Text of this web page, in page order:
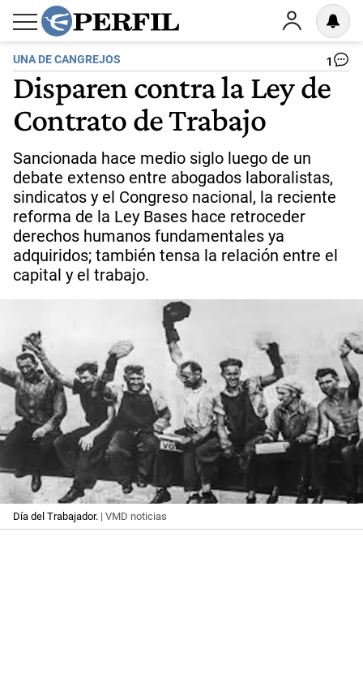
UNA DE CANGREJOS 1
Disparen contra la Ley de
Contrato de Trabajo
Sancionada hace medio siglo luego de un
debate extenso entre abogados laboralistas,
sindicatos y el Congreso nacional, la reciente
reforma de la Ley Bases hace retroceder
derechos humanos fundamentales ya
adquiridos; también tensa la relación entre el
capital y el trabajo.
Día del Trabajador. | VMD noticias